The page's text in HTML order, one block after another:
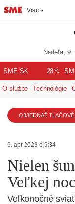
Viac
Nedeľa, 9.
SME.SK 28℃
O službe Technológie
OBJEDNAŤ TLAČOVÉ
6. apr 2023 o 9:34
Nielen
Veľkej
Veľkonočné